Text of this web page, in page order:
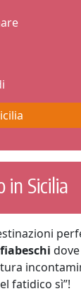
Sicilia
fatidico sì”!